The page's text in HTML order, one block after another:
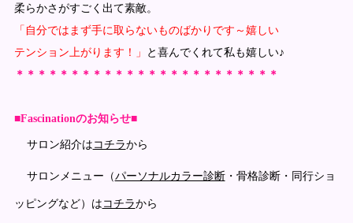
柔らかさがすごく出て素敵。
「自分ではまず手に取らないものばかりです～嬉しい
テンション上がります！」
と喜んでくれて私も嬉しい♪
＊＊＊＊＊＊＊＊＊＊＊＊＊＊＊＊＊＊＊＊＊＊＊＊
■Fascinationのお知らせ■
サロン紹介は コチラから
サロンメニュー（パーソナルカラー診断・骨格診断・同行ショ
ッピングなど）は コチラから